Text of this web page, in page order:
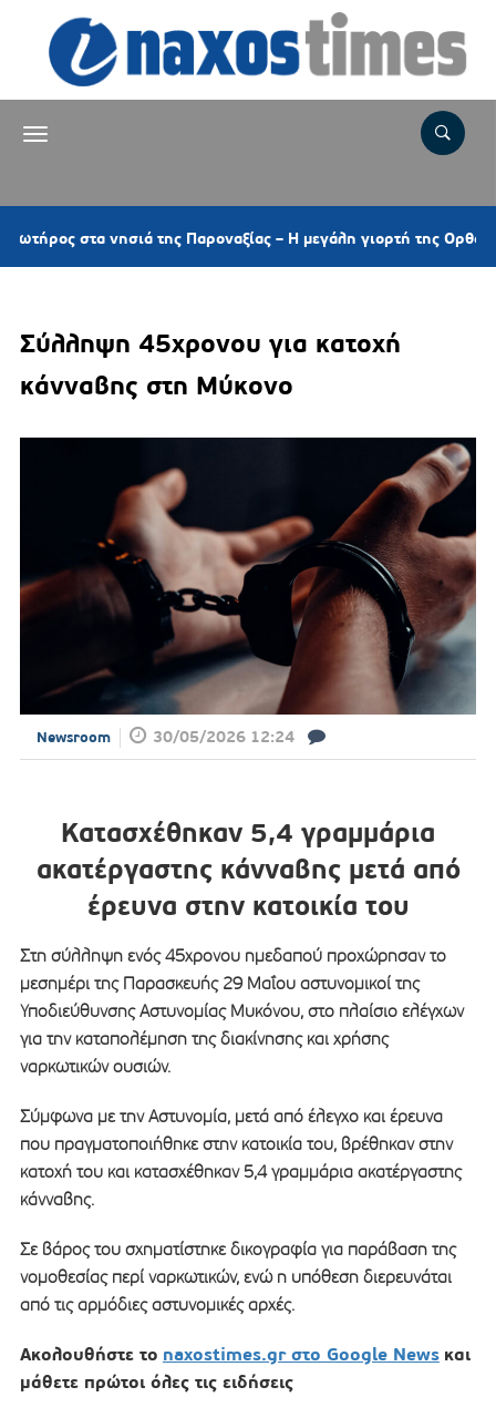
νησιά της Παροναξίας – Η μεγάλη γιορτή της Ορθοδοξίας και
Σύλληψη 45χρονου για κατοχή
κάνναβης στη Μύκονο
Newsroom 30/05/2026 12:24
Κατασχέθηκαν 5,4 γραμμάρια
ακατέργαστης κάνναβης μετά από
έρευνα στην κατοικία του
Στη σύλληψη ενός 45χρονου ημεδαπού προχώρησαν το
μεσημέρι της Παρασκευής 29 Μαΐου αστυνομικοί της
Υποδιεύθυνσης Αστυνομίας Μυκόνου, στο πλαίσιο ελέγχων
για την καταπολέμηση της διακίνησης και χρήσης
ναρκωτικών ουσιών.
Σύμφωνα με την Αστυνομία, μετά από έλεγχο και έρευνα
που πραγματοποιήθηκε στην κατοικία του, βρέθηκαν στην
κατοχή του και κατασχέθηκαν 5,4 γραμμάρια ακατέργαστης
κάνναβης.
Σε βάρος του σχηματίστηκε δικογραφία για παράβαση της
νομοθεσίας περί ναρκωτικών, ενώ η υπόθεση διερευνάται
από τις αρμόδιες αστυνομικές αρχές.
Ακολουθήστε το naxostimes.gr στο Google News και
μάθετε πρώτοι όλες τις ειδήσεις